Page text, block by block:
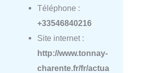
Téléphone :
+33546840216
Site internet :
http://www.tonnay-
charente.fr/fr/actua